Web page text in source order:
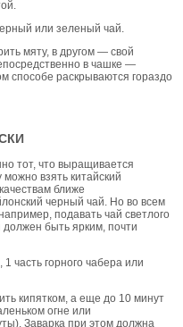
или зеленый чай.
мяту, в другом — свой
в чашке —
способе раскрываются гораздо
тот, что выращивается
взять китайский
ближе
черный чай. Но во всем
подавать чай светлого
быть ярким, почти
часть горного чабера или
кипятком, а еще до 10 минут
огне или
Заварка при этом должна